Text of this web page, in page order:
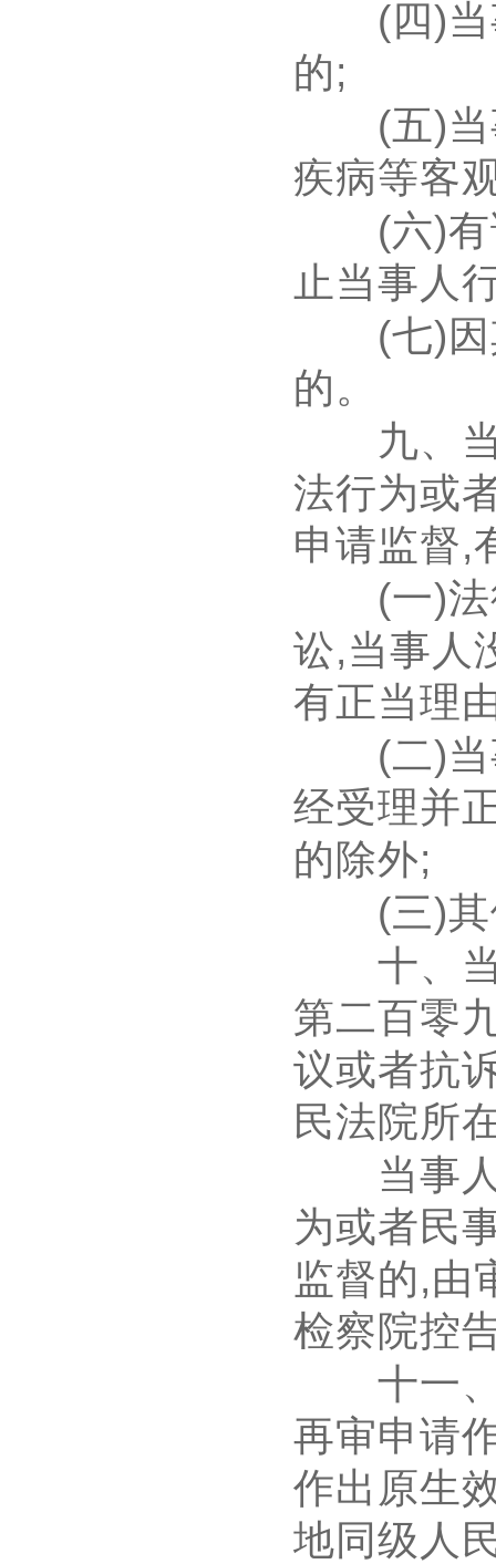
(四)
的;
(五)
疾病等客
(六)
止当事人
(七)
的。
九、当
法行为或
申请监督,
(一)
讼,当事人
有正当理
(二)
经受理并
的除外;
(三)
十、当
第二百零
议或者抗
民法院所
当事人
为或者民
监督的,由
检察院控
十一、
再审申请
作出原生
地同级人